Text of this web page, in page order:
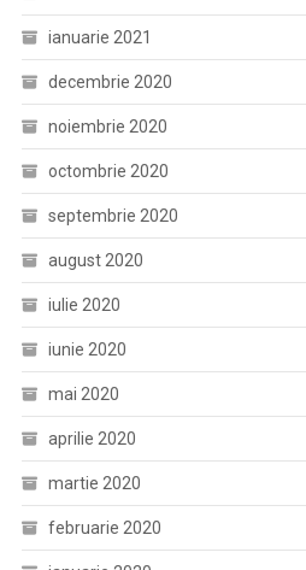
ianuarie 2021
decembrie 2020
noiembrie 2020
octombrie 2020
septembrie 2020
august 2020
iulie 2020
iunie 2020
mai 2020
aprilie 2020
martie 2020
februarie 2020